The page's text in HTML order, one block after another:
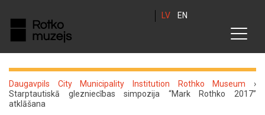
LV EN
Daugavpils City Municipality Institution Rothko Museum ›
Starptautiskā glezniecības simpozija “Mark Rothko 2017”
atklāšana